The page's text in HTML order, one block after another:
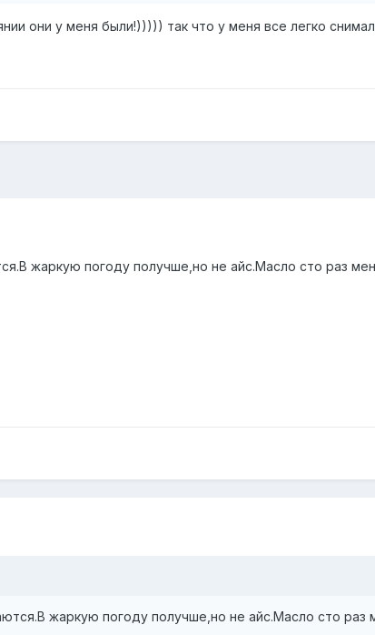
они у меня были!))))) так что у меня все легко
жаркую погоду получше,но не айс.Масло сто раз
жаркую погоду получше,но не айс.Масло сто раз